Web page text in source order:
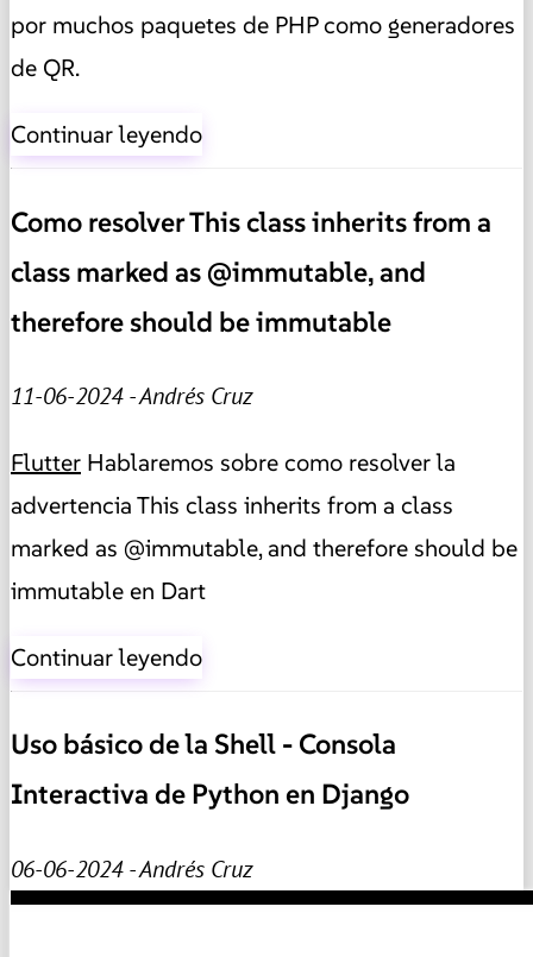
por muchos paquetes de PHP como generadores
de QR.
Continuar leyendo
Como resolver This class inherits from a
class marked as @immutable, and
therefore should be immutable
11-06-2024 - Andrés Cruz
Flutter Hablaremos sobre como resolver la
advertencia This class inherits from a class
marked as @immutable, and therefore should be
immutable en Dart
Continuar leyendo
Uso básico de la Shell - Consola
Interactiva de Python en Django
06-06-2024 - Andrés Cruz